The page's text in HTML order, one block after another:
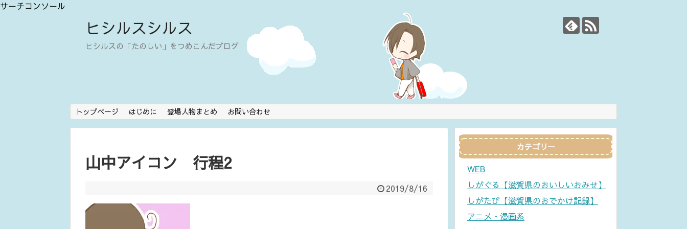
サーチコンソール
ヒシルスシルス
ヒシルスの「たのしい」をつめこんだブログ
トップページ はじめに 登場人物まとめ お問い合わせ
山中アイコン 行程2
2019/8/16
カテゴリー
WEB
しがぐる【滋賀県のおいしいおみせ】
しがたび【滋賀県のおでかけ記録】
アニメ・漫画系